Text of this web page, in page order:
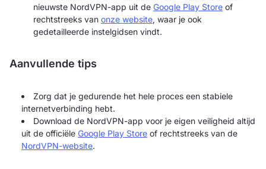
nieuwste NordVPN-app uit de Google Play Store of
rechtstreeks van onze website, waar je ook
gedetailleerde instelgidsen vindt.
Aanvullende tips
Zorg dat je gedurende het hele proces een stabiele
internetverbinding hebt.
Download de NordVPN-app voor je eigen veiligheid altijd
uit de officiële Google Play Store of rechtstreeks van de
NordVPN-website.